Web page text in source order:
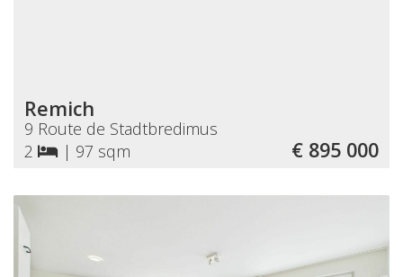
Remich
9 Route de Stadtbredimus
2
| 97 sqm € 895 000